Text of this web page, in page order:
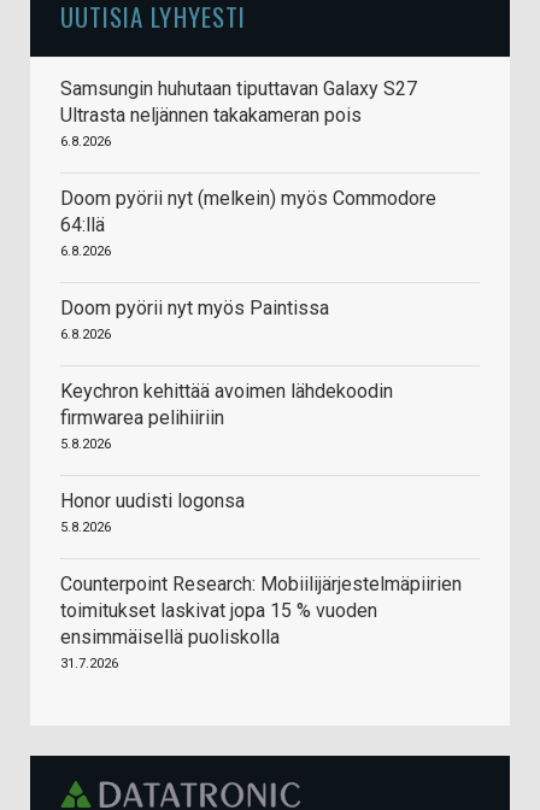
UUTISIA LYHYESTI
Samsungin huhutaan tiputtavan Galaxy S27
Ultrasta neljännen takakameran pois
6.8.2026
Doom pyörii nyt (melkein) myös Commodore
64:llä
6.8.2026
Doom pyörii nyt myös Paintissa
6.8.2026
Keychron kehittää avoimen lähdekoodin
firmwarea pelihiiriin
5.8.2026
Honor uudisti logonsa
5.8.2026
Counterpoint Research: Mobiilijärjestelmäpiirien
toimitukset laskivat jopa 15 % vuoden
ensimmäisellä puoliskolla
31.7.2026